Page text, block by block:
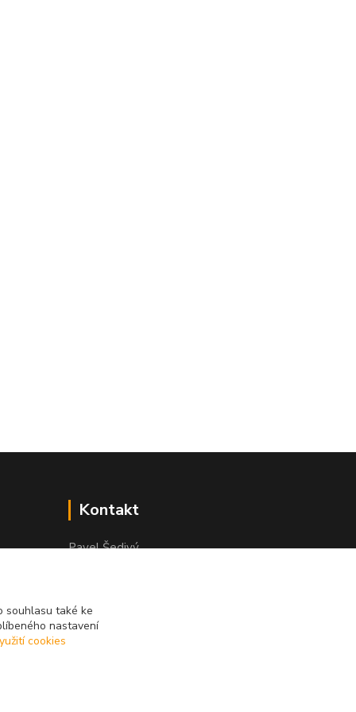
Kontakt
Pavel Šedivý
lepidla@prolep.cz
souhlasu také ke
nastavení
cookies